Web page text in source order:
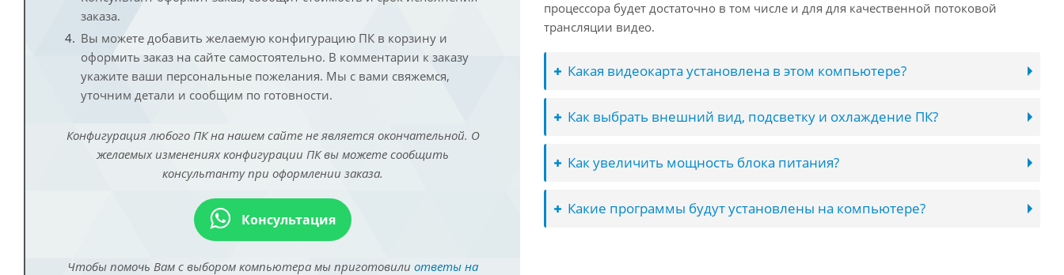
заказа.
Вы можете добавить желаемую конфигурацию ПК в корзину и
оформить заказ на сайте самостоятельно. В комментарии к заказу
укажите ваши персональные пожелания. Мы с вами свяжемся,
уточним детали и сообщим по готовности.
Конфигурация любого ПК на нашем сайте не является окончательной. О
желаемых изменениях конфигурации ПК вы можете сообщить
консультанту при оформлении заказа.
Консультация
Чтобы помочь Вам с выбором компьютера мы приготовили ответы на
процессора будет достаточно в том числе и для для качественной потоковой
трансляции видео.
Какая видеокарта установлена в этом компьютере?
Как выбрать внешний вид, подсветку и охлаждение ПК?
Как увеличить мощность блока питания?
Какие программы будут установлены на компьютере?